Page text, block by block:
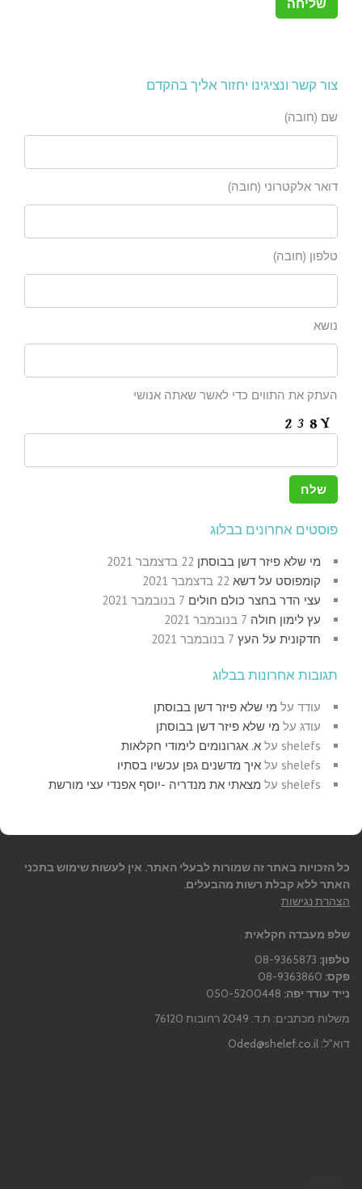
צור קשר ונציגינו יחזור אליך בהקדם
שם (חובה)
דואר אלקטרוני (חובה)
טלפון (חובה)
נושא
העתק את התווים כדי לאשר שאתה אנושי
פוסטים אחרונים בבלוג
מי שלא פיזר דשן בבוסתן 22 בדצמבר 2021
קומפוסט על דשא 22 בדצמבר 2021
עצי הדר בחצר כולם חולים 7 בנובמבר 2021
עץ לימון חולה 7 בנובמבר 2021
חדקונית על העץ 7 בנובמבר 2021
תגובות אחרונות בבלוג
עודד על מי שלא פיזר דשן בבוסתן
עודג על מי שלא פיזר דשן בבוסתן
shelefs על א. אגרונומים לימודי חקלאות
shelefs על איך מדשנים גפן עכשיו בסתיו
shelefs על מצאתי את מנדריה -יוסף אפנדי עצי מורשת
כל הזכויות באתר זה שמורות לבעלי האתר. אין לעשות שימוש בתכני
האתר ללא קבלת רשות מהבעלים.
הצהרת נגישות
שלפ מעבדה חקלאית
טלפון:
פקס:
נייד עודד יפה:
משלוח מכתבים: ת.ד. 2049 רחובות 76120
דוא"ל: Oded@shelef.co.il